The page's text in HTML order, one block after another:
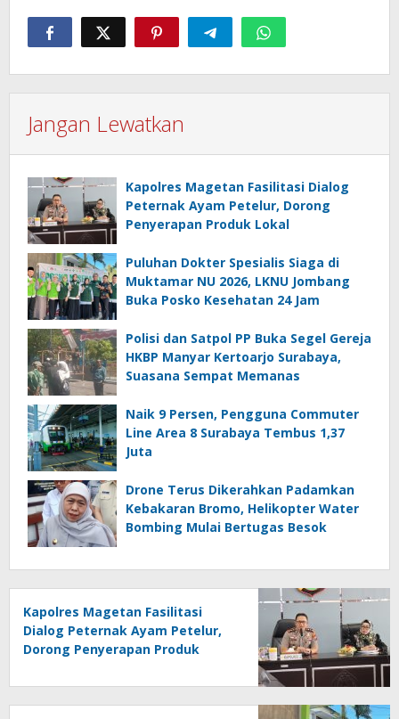
Jangan Lewatkan
Kapolres Magetan Fasilitasi Dialog
Peternak Ayam Petelur, Dorong
Penyerapan Produk Lokal
Puluhan Dokter Spesialis Siaga di
Muktamar NU 2026, LKNU Jombang
Buka Posko Kesehatan 24 Jam
Polisi dan Satpol PP Buka Segel Gereja
HKBP Manyar Kertoarjo Surabaya,
Suasana Sempat Memanas
Naik 9 Persen, Pengguna Commuter
Line Area 8 Surabaya Tembus 1,37
Juta
Drone Terus Dikerahkan Padamkan
Kebakaran Bromo, Helikopter Water
Bombing Mulai Bertugas Besok
Kapolres Magetan Fasilitasi
Dialog Peternak Ayam Petelur,
Dorong Penyerapan Produk